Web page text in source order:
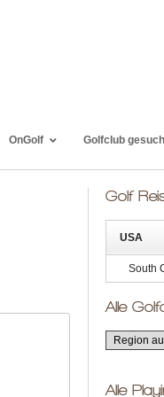
OnGolf Golfclub
Golf
USA
South
Alle
Alle